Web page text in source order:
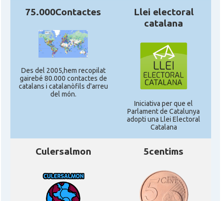
75.000Contactes
Des del 2005,hem recopilat
gairebé 80.000 contactes de
catalans i catalanòfils d'arreu
del món.
Llei electoral
catalana
Iniciativa per que el
Parlament de Catalunya
adopti una Llei Electoral
Catalana
Culersalmon 5centims